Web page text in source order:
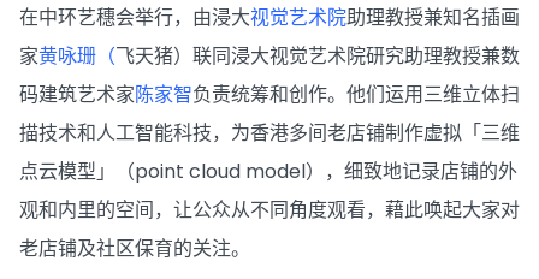
在中环艺穗会举行，由浸大视觉艺术院助理教授兼知名插画
家黄咏珊（飞天猪）联同浸大视觉艺术院研究助理教授兼数
码建筑艺术家陈家智负责统筹和创作。他们运用三维立体扫
描技术和人工智能科技，为香港多间老店铺制作虚拟「三维
点云模型」（point cloud model），细致地记录店铺的外
观和内里的空间，让公众从不同角度观看，藉此唤起大家对
老店铺及社区保育的关注。